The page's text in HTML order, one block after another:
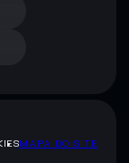
MAPA DO SITE